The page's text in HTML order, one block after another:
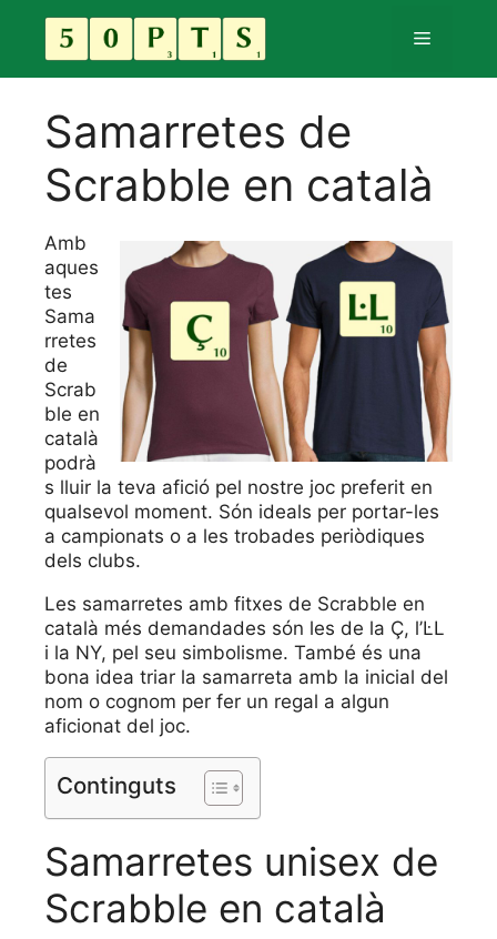
contingut
Menú
Samarretes de
Scrabble en català
Amb
aques
tes
Sama
rretes
de
Scrab
ble en
català
podrà
s lluir la teva afició pel nostre joc preferit en
qualsevol moment. Són ideals per portar-les
a campionats o a les trobades periòdiques
dels clubs.
Les samarretes amb fitxes de Scrabble en
català més demandades són les de la Ç, l’L·L
i la NY, pel seu simbolisme. També és una
bona idea triar la samarreta amb la inicial del
nom o cognom per fer un regal a algun
aficionat del joc.
Continguts
Samarretes unisex de
Scrabble en català